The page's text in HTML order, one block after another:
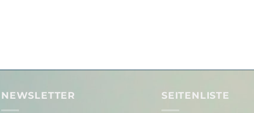
NEWSLETTER SEITENLISTE